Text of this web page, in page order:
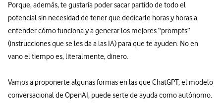
Porque, además, te gustaría poder sacar partido de todo el
potencial sin necesidad de tener que dedicarle horas y horas a
entender cómo funciona y a generar los mejores “prompts”
(instrucciones que se les da a las IA) para que te ayuden. No en
vano el tiempo es, literalmente, dinero.
Vamos a proponerte algunas formas en las que ChatGPT, el modelo
conversacional de OpenAI, puede serte de ayuda como autónomo.